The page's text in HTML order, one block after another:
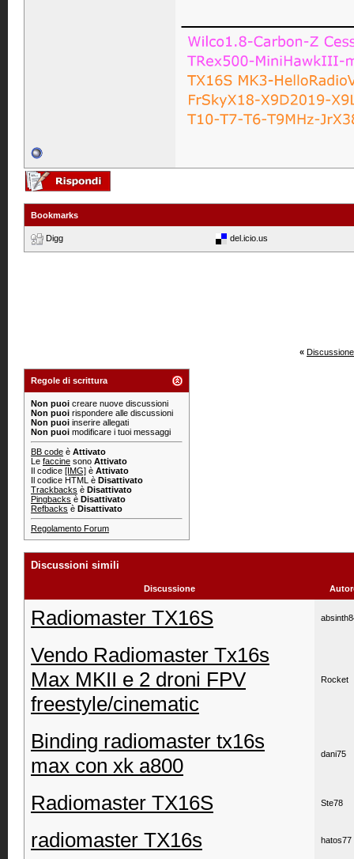
Bookmarks
Digg del.icio.us
«
Regole di scrittura
Non puoi creare nuove discussioni
Non puoi rispondere alle discussioni
Non puoi inserire allegati
Non puoi modificare i tuoi messaggi
BB code è Attivato
Le faccine sono Attivato
Il codice [IMG] è Attivato
Il codice HTML è Disattivato
Trackbacks è Disattivato
Pingbacks è Disattivato
Refbacks è Disattivato
Regolamento Forum
Discussioni simili
Discussione
Radiomaster TX16S
Vendo Radiomaster Tx16s
Max MKII e 2 droni FPV
freestyle/cinematic
Rocket
Binding radiomaster tx16s
max con xk a800
dani75
Radiomaster TX16S Ste78
radiomaster TX16s hatos77